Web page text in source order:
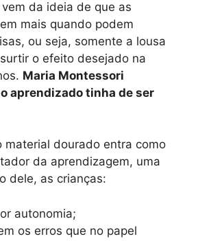
da ideia de que as
mais quando podem
ou seja, somente a lousa
o efeito desejado na
Maria Montessori
aprendizado tinha de ser
material dourado entra como
da aprendizagem, uma
dele, as crianças:
autonomia;
os erros que no papel